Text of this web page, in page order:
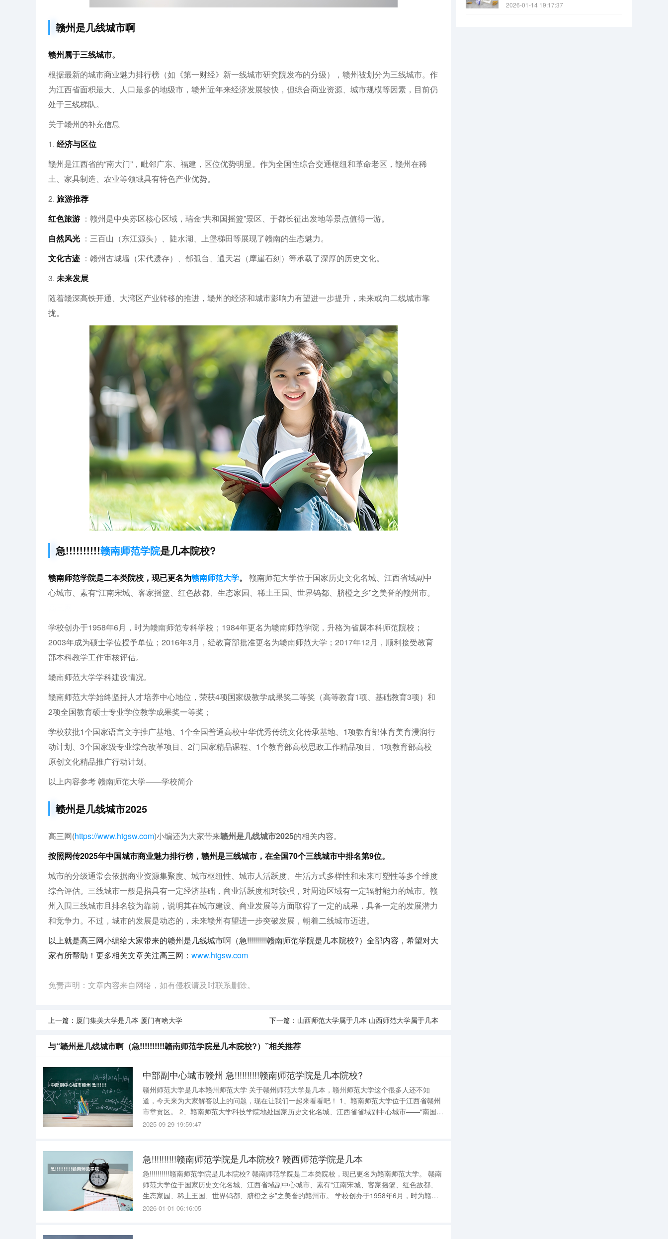
赣州是几线城市啊
赣州属于三线城市。
根据最新的城市商业魅力排行榜（如《第一财经》新一线城市研究院发布的分级），赣州被划分为三线城市。作
为江西省面积最大、人口最多的地级市，赣州近年来经济发展较快，但综合商业资源、城市规模等因素，目前仍
处于三线梯队。
关于赣州的补充信息
1. 经济与区位
赣州是江西省的“南大门”，毗邻广东、福建，区位优势明显。作为全国性综合交通枢纽和革命老区，赣州在稀
土、家具制造、农业等领域具有特色产业优势。
2. 旅游推荐
红色旅游 ：赣州是中央苏区核心区域，瑞金“共和国摇篮”景区、于都长征出发地等景点值得一游。
自然风光 ：三百山（东江源头）、陡水湖、上堡梯田等展现了赣南的生态魅力。
文化古迹 ：赣州古城墙（宋代遗存）、郁孤台、通天岩（摩崖石刻）等承载了深厚的历史文化。
3. 未来发展
随着赣深高铁开通、大湾区产业转移的推进，赣州的经济和城市影响力有望进一步提升，未来或向二线城市靠
拢。
急!!!!!!!!!!赣南师范学院是几本院校?
赣南师范学院是二本类院校，现已更名为赣南师范大学。 赣南师范大学位于国家历史文化名城、江西省域副中
心城市、素有“江南宋城、客家摇篮、红色故都、生态家园、稀土王国、世界钨都、脐橙之乡”之美誉的赣州市。
学校创办于1958年6月，时为赣南师范专科学校；1984年更名为赣南师范学院，升格为省属本科师范院校；
2003年成为硕士学位授予单位；2016年3月，经教育部批准更名为赣南师范大学；2017年12月，顺利接受教育
部本科教学工作审核评估。
赣南师范大学学科建设情况。
赣南师范大学始终坚持人才培养中心地位，荣获4项国家级教学成果奖二等奖（高等教育1项、基础教育3项）和
2项全国教育硕士专业学位教学成果奖一等奖；
学校获批1个国家语言文字推广基地、1个全国普通高校中华优秀传统文化传承基地、1项教育部体育美育浸润行
动计划、3个国家级专业综合改革项目、2门国家精品课程、1个教育部高校思政工作精品项目、1项教育部高校
原创文化精品推广行动计划。
以上内容参考 赣南师范大学——学校简介
赣州是几线城市2025
高三网(https://www.htgsw.com)小编还为大家带来赣州是几线城市2025的相关内容。
按照网传2025年中国城市商业魅力排行榜，赣州是三线城市，在全国70个三线城市中排名第9位。
城市的分级通常会依据商业资源集聚度、城市枢纽性、城市人活跃度、生活方式多样性和未来可塑性等多个维度
综合评估。三线城市一般是指具有一定经济基础，商业活跃度相对较强，对周边区域有一定辐射能力的城市。赣
州入围三线城市且排名较为靠前，说明其在城市建设、商业发展等方面取得了一定的成果，具备一定的发展潜力
和竞争力。不过，城市的发展是动态的，未来赣州有望进一步突破发展，朝着二线城市迈进。
以上就是高三网小编给大家带来的赣州是几线城市啊（急!!!!!!!!!!赣南师范学院是几本院校?）全部内容，希望对大
家有所帮助！更多相关文章关注高三网： www.htgsw.com
免责声明：文章内容来自网络，如有侵权请及时联系删除。
上一篇： 厦门集美大学是几本 厦门有啥大学 下一篇： 山西师范大学属于几本 山西师范大学属于几本
与“赣州是几线城市啊（急!!!!!!!!!!赣南师范学院是几本院校?）”相关推荐
中部副中心城市赣州 急!!!!!!!!!!赣南师范学院是几本院校?
赣州师范大学是几本赣州师范大学 关于赣州师范大学是几本，赣州师范大学这个很多人还不知
道，今天来为大家解答以上的问题，现在让我们一起来看看吧！ 1、赣南师范大学位于江西省赣州
市章贡区。 2、赣南师范大学科技学院地处国家历史文化名城、江西省省域副中心城市——“南国宋
城、客家摇篮、红色故都”赣州市，坐落在市中心城区、紧邻“省园林路”红旗大道的赣南师范大学章
2025-09-29 19:59:47
急!!!!!!!!!!赣南师范学院是几本院校? 赣西师范学院是几本
急!!!!!!!!!!赣南师范学院是几本院校? 赣南师范学院是二本类院校，现已更名为赣南师范大学。 赣南
师范大学位于国家历史文化名城、江西省域副中心城市、素有“江南宋城、客家摇篮、红色故都、
生态家园、稀土王国、世界钨都、脐橙之乡”之美誉的赣州市。 学校创办于1958年6月，时为赣南
师范专科学校；1984年更名为赣南师范学院，升格为省属本科师范院校；2003年成为硕士学位授
2026-01-01 06:16:05
2026-01-14 19:17:37